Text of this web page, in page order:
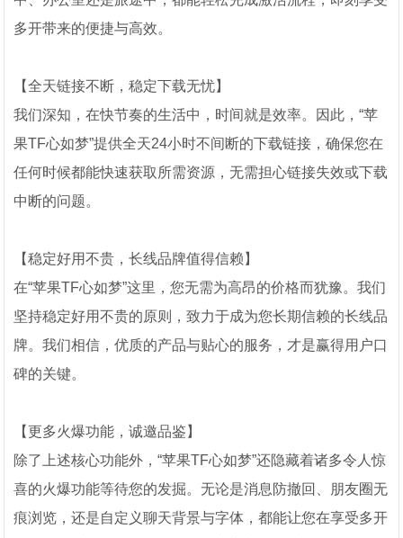
多开带来的便捷与高效。
【全天链接不断，稳定下载无忧】
我们深知，在快节奏的生活中，时间就是效率。因此，“苹
果TF心如梦”提供全天24小时不间断的下载链接，确保您在
任何时候都能快速获取所需资源，无需担心链接失效或下载
中断的问题。
【稳定好用不贵，长线品牌值得信赖】
在“苹果TF心如梦”这里，您无需为高昂的价格而犹豫。我们
坚持稳定好用不贵的原则，致力于成为您长期信赖的长线品
牌。我们相信，优质的产品与贴心的服务，才是赢得用户口
碑的关键。
【更多火爆功能，诚邀品鉴】
除了上述核心功能外，“苹果TF心如梦”还隐藏着诸多令人惊
喜的火爆功能等待您的发掘。无论是消息防撤回、朋友圈无
痕浏览，还是自定义聊天背景与字体，都能让您在享受多开